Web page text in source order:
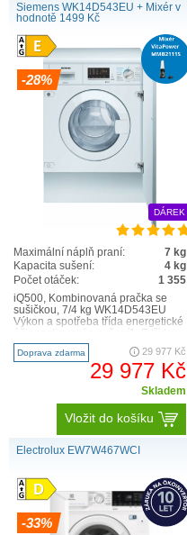
Siemens WK14D543EU + Mixér v
hodnotě 1499 Kč
-28%
DÁREK
Maximální náplň praní:
7 kg
Kapacita sušení:
4 kg
Počet otáček:
1 355
iQ500, Kombinovaná pračka se
sušičkou, 7/4 kg WK14D543EU
Výkon a spotřeba třída energetické
energetické úči..
Doprava zdarma 29 977 Kč
29 977 Kč
Skladem
Vložit do košíku
Electrolux EW7W467WCI
-33%